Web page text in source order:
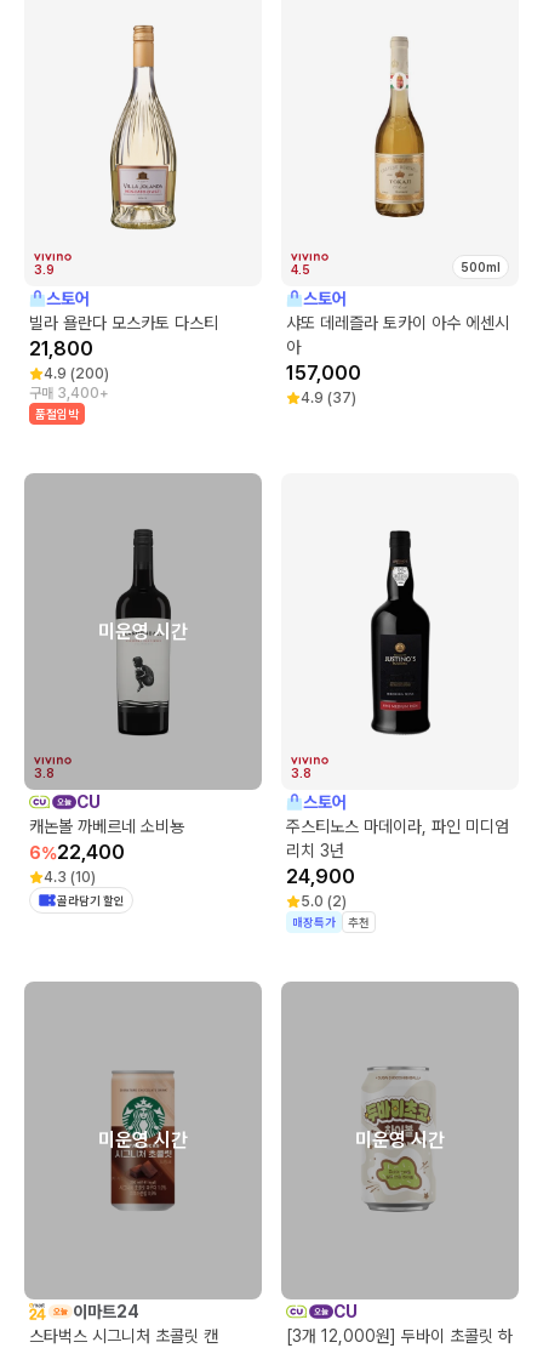
3.9
스토어
빌라 욜란다 모스카토 다스티
21,800
4.9 (200)
구매 3,400+
품절임박
500ml
4.5
스토어
샤또 데레즐라 토카이 아수 에센시
아
157,000
4.9 (37)
미운영 시간
3.8
CU
캐논볼 까베르네 소비뇽
6%22,400
4.3 (10)
골라담기 할인
3.8
스토어
주스티노스 마데이라, 파인 미디엄
리치 3년
24,900
5.0 (2)
매장특가 추천
미운영 시간
이마트24
스타벅스 시그니처 초콜릿 캔
미운영 시간
CU
[3개 12,000원] 두바이 초콜릿 하